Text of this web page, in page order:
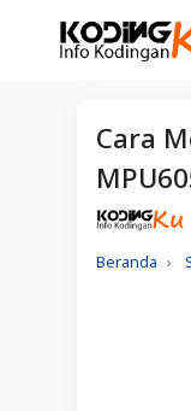
Cara
Beranda